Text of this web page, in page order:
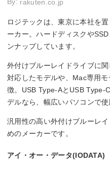
By: rakuten.co.jp
ロジテックは、東京に本社を
ーカー。ハードディスクや
ンナップしています。
外付けブルーレイドライブに
対応したモデルや、Mac専用
徴。USB Type-AとUSB Type-
デルなら、幅広いパソコンで使
汎用性の高い外付けブルーレ
めのメーカーです。
アイ・オー・データ(IODATA)